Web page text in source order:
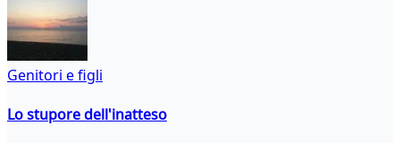
Genitori e figli
Lo stupore dell'inatteso